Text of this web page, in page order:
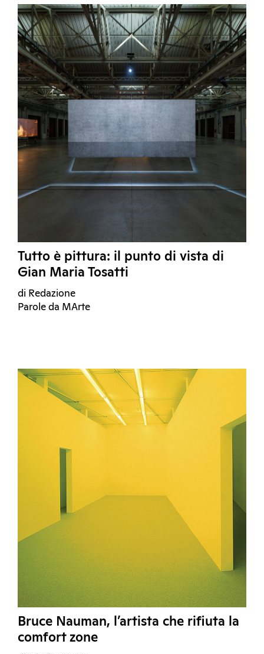
Tutto è pittura: il punto di vista di
Gian Maria Tosatti
di Redazione
Parole da MArte
Bruce Nauman, l’artista che rifiuta la
comfort zone